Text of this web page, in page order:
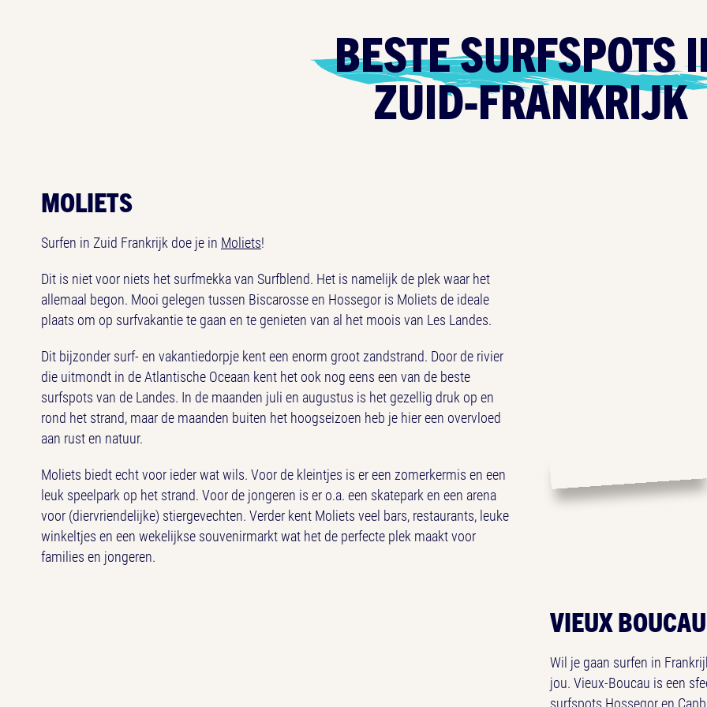
BESTE SURFSPOTS
ZUID-FRANKRIJK
MOLIETS
Surfen in Zuid Frankrijk doe je in Moliets!
Dit is niet voor niets het surfmekka van Surfblend. Het is namelijk de plek waar het
allemaal begon. Mooi gelegen tussen Biscarosse en Hossegor is Moliets de ideale
plaats om op surfvakantie te gaan en te genieten van al het moois van Les Landes.
Dit bijzonder surf- en vakantiedorpje kent een enorm groot zandstrand. Door de rivier
die uitmondt in de Atlantische Oceaan kent het ook nog eens een van de beste
surfspots van de Landes. In de maanden juli en augustus is het gezellig druk op en
rond het strand, maar de maanden buiten het hoogseizoen heb je hier een overvloed
aan rust en natuur.
Moliets biedt echt voor ieder wat wils. Voor de kleintjes is er een zomerkermis en een
leuk speelpark op het strand. Voor de jongeren is er o.a. een skatepark en een arena
voor (diervriendelijke) stiergevechten. Verder kent Moliets veel bars, restaurants, leuke
winkeltjes en een wekelijkse souvenirmarkt wat het de perfecte plek maakt voor
families en jongeren.
VIEUX BOUCAU
Wil je gaan surfen in
jou. Vieux-Boucau is een
surfspots Hossegor en